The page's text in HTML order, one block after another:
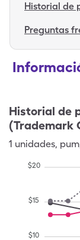
Historial de
Preguntas
Historial de
(Trademark
1 unidades,
$10
$15
$20